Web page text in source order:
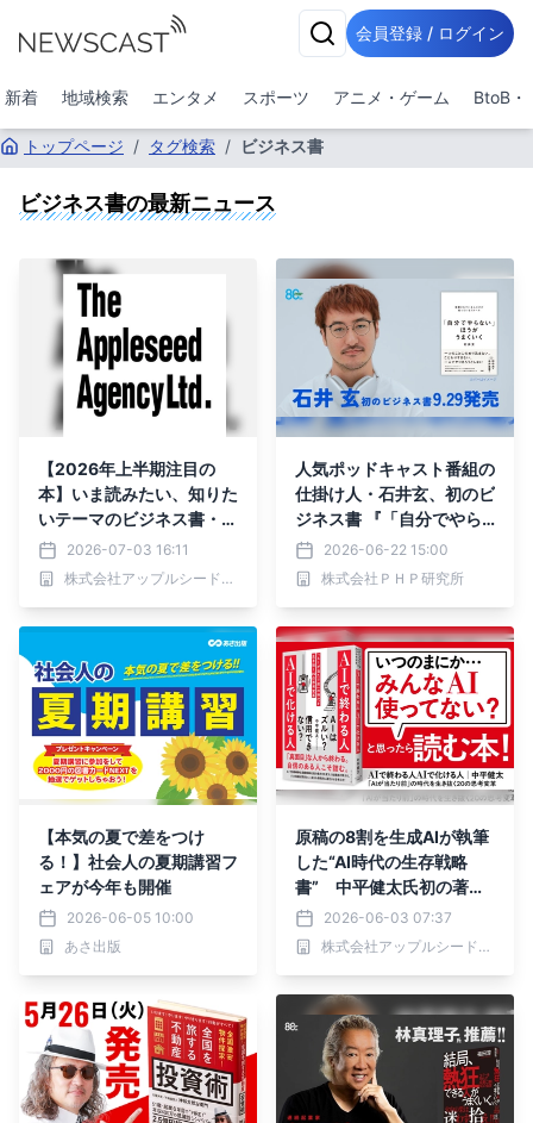
会員登録 / ログイン
新着 地域検索 エンタメ スポーツ アニメ・ゲーム BtoB・
トップページ / タグ検索 / ビジネス書
ビジネス書の最新ニュース
【2026年上半期注目の
本】いま読みたい、知りた
いテーマのビジネス書・ノ
ンフィクション13冊を厳
選紹介
2026-07-03 16:11
株式会社アップルシード・エージェンシー
人気ポッドキャスト番組の
仕掛け人・石井玄、初のビ
ジネス書 『「自分でやら
ない」ほうがうまくいく』
9/29発売
2026-06-22 15:00
株式会社ＰＨＰ研究所
【本気の夏で差をつけ
る！】社会人の夏期講習フ
ェアが今年も開催
2026-06-05 10:00
あさ出版
原稿の8割を生成AIが執筆
した“AI時代の生存戦略
書” 中平健太氏初の著書
『AIで終わる人 AIで化け
る人 「AIが当たり前」の
時代を生き抜く20の思考
6月3日刊行
2026-06-03 07:37
株式会社アップルシード・エージェンシー